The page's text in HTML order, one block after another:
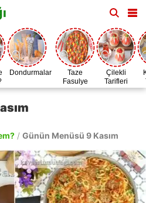
Dondurmalar
Taze
Fasulye
Zamanı
Çilekli
Tarifleri
/ Günün Menüsü 9 Kasım